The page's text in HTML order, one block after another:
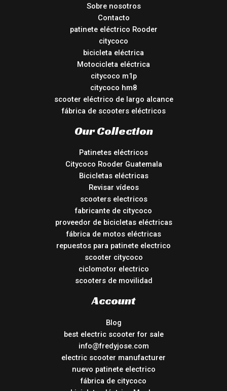
Sobre nosotros
Contacto
patinete eléctrico Rooder
citycoco
bicicleta eléctrica
Motocicleta eléctrica
citycoco m1p
citycoco hm8
scooter eléctrico de largo alcance
fábrica de scooters eléctricos
Our Collection
Patinetes eléctricos
Citycoco Rooder Guatemala
Bicicletas eléctricas
Revisar vídeos
scooters electricos
fabricante de citycoco
proveedor de bicicletas eléctricas
fábrica de motos eléctricas
repuestos para patinete electrico
scooter citycoco
ciclomotor electrico
scooters de movilidad
Account
Blog
best electric scooter for sale
info@fredyjose.com
electric scooter manufacturer
nuevo patinete electrico
fábrica de citycoco